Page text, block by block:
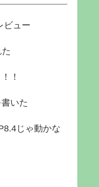
ビュー
！
いた
じゃ動かな